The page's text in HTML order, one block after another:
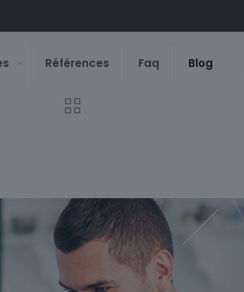
Références Faq Blog